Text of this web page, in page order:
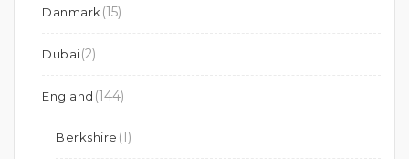
Danmark (15)
Dubai(2)
England (144)
Berkshire (1)